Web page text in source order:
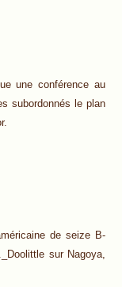
une conférence au
subordonnés le plan
de seize B-
sur Nagoya,